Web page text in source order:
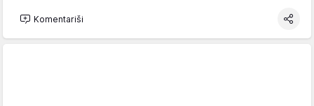
Komentariši